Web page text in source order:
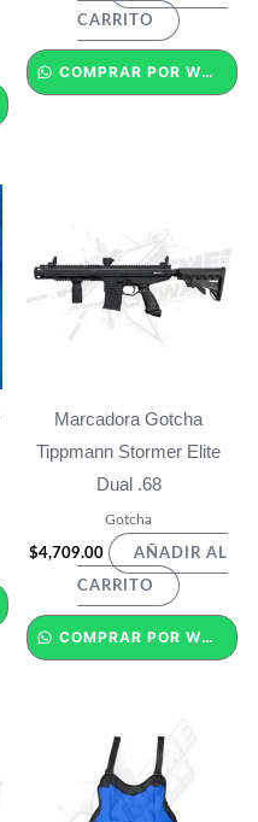
CARRITO
COMPRAR POR WHATSAPP
Marcadora Gotcha
Tippmann Stormer Elite
Dual .68
Gotcha
$4,709.00 AÑADIR AL
CARRITO
COMPRAR POR WHATSAPP